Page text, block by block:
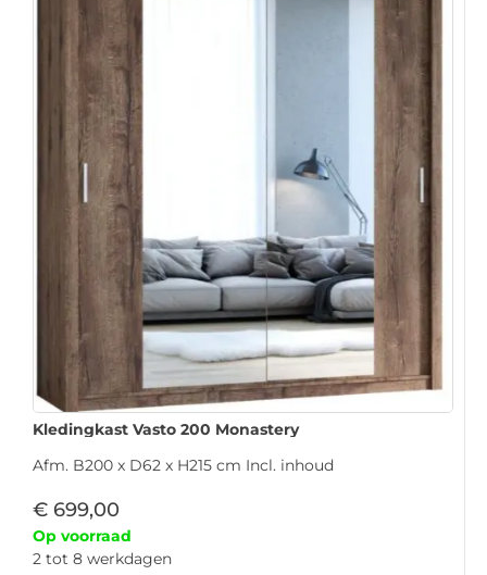
Kledingkast Vasto 200 Monastery
Afm. B200 x D62 x H215 cm Incl. inhoud
€ 699,00
Op voorraad
2 tot 8 werkdagen